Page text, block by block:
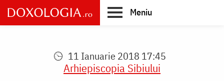
Skip
to
main
Meniu
11 Ianuarie 2018 17:45
Arhiepiscopia Sibiului